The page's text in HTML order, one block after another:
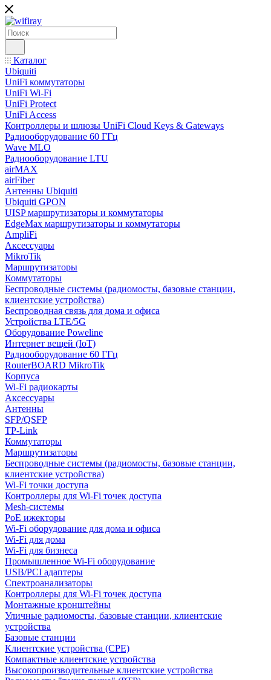
Каталог
Ubiquiti
UniFi коммутаторы
UniFi Wi-Fi
UniFi Protect
UniFi Access
Контроллеры и шлюзы UniFi Cloud Keys & Gateways
Радиооборудование 60 ГГц
Wave MLO
Радиооборудование LTU
airMAX
airFiber
Антенны Ubiquiti
Ubiquiti GPON
UISP маршрутизаторы и коммутаторы
EdgeMax маршрутизаторы и коммутаторы
AmpliFi
Аксессуары
MikroTik
Маршрутизаторы
Коммутаторы
Беспроводные системы (радиомосты, базовые станции,
клиентские устройства)
Беспроводная связь для дома и офиса
Устройства LTE/5G
Оборудование Poweline
Интернет вещей (IoT)
Радиооборудование 60 ГГц
RouterBOARD MikroTik
Корпуса
Wi-Fi радиокарты
Аксессуары
Антенны
SFP/QSFP
TP-Link
Коммутаторы
Маршрутизаторы
Беспроводные системы (радиомосты, базовые станции,
клиентские устройства)
Wi-Fi точки доступа
Контроллеры для Wi-Fi точек доступа
Mesh-системы
PoE ижекторы
Wi-Fi оборудование для дома и офиса
Wi-Fi для дома
Wi-Fi для бизнеса
Промышленное Wi-Fi оборудование
USB/PCI адаптеры
Cпектроанализаторы
Контроллеры для Wi-Fi точек доступа
Монтажные кронштейны
Уличные радиомосты, базовые станции, клиентские
устройства
Базовые станции
Клиентские устройства (CPE)
Компактные клиентские устройства
Высокопроизводительные клиентские устройства